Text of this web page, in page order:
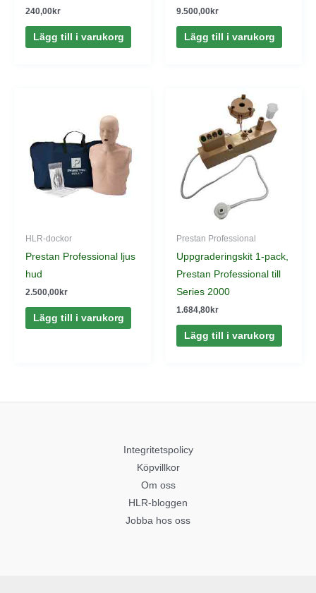
240,00kr
Lägg till i varukorg
9.500,00kr
Lägg till i varukorg
HLR-dockor
Prestan Professional ljus
hud
2.500,00kr
Lägg till i varukorg
Prestan Professional
Uppgraderingskit 1-pack,
Prestan Professional till
Series 2000
1.684,80kr
Lägg till i varukorg
Integritetspolicy
Köpvillkor
Om oss
HLR-bloggen
Jobba hos oss